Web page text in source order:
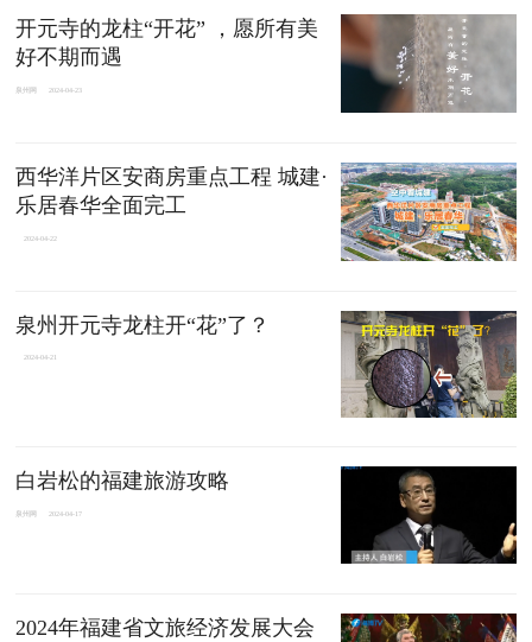
开元寺的龙柱“开花” ，愿所有美
好不期而遇
泉州网 2024-04-23
西华洋片区安商房重点工程 城建·
乐居春华全面完工
2024-04-22
泉州开元寺龙柱开“花”了？
2024-04-21
白岩松的福建旅游攻略
泉州网 2024-04-17
2024年福建省文旅经济发展大会